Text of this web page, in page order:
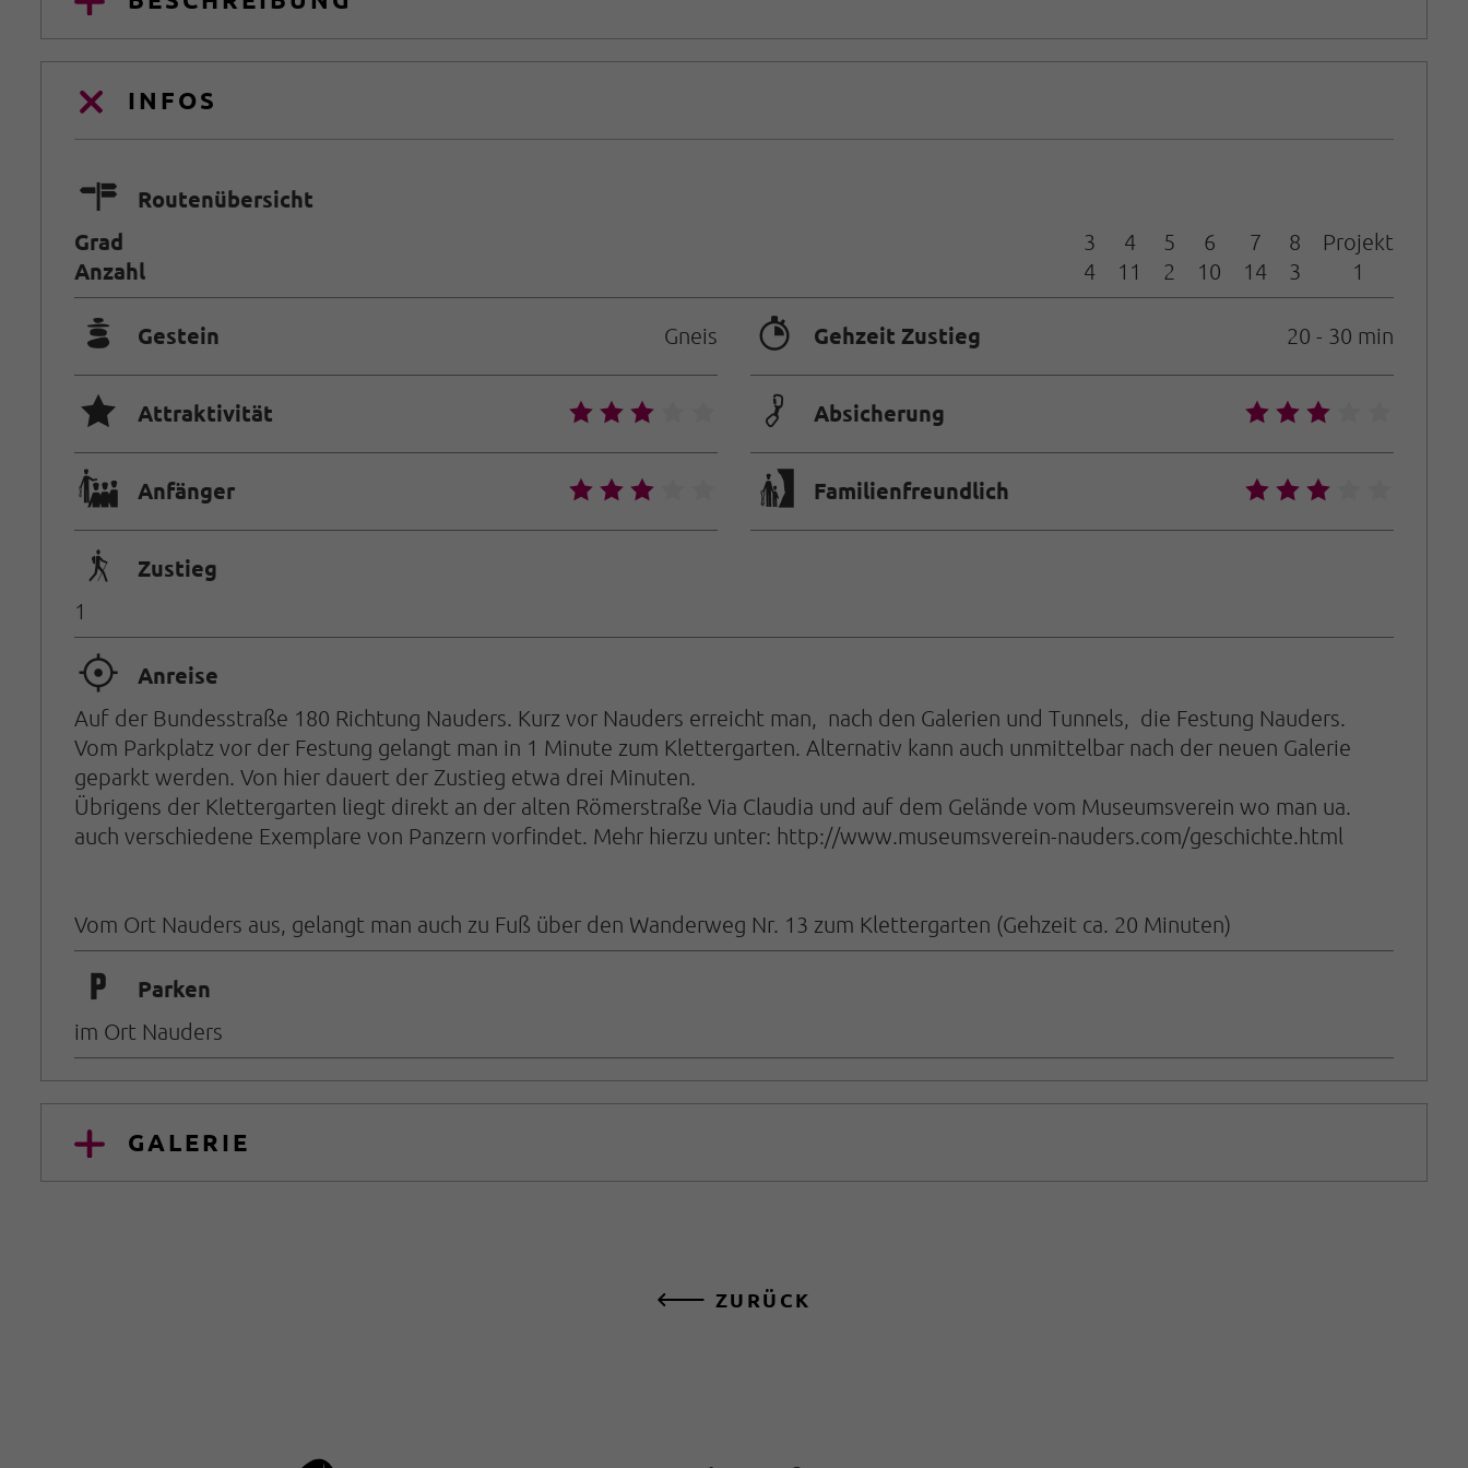
INFOS
🍫
Routenübersicht
Grad
Anzahl
3
4
4
11
5
2
6
10
7
14
8
3
Projekt
1
🞾 Gestein Gneis 🐲 Gehzeit Zustieg 20 - 30 min
🞙 Attraktivität 🞙🞙🞙 🟏 Absicherung 🞙🞙🞙
🐡 Anfänger 🞙🞙🞙 🅟 Familienfreundlich 🞙🞙🞙
🛬 Zustieg
1
🞞 Anreise
Auf der Bundesstraße 180 Richtung Nauders. Kurz vor Nauders erreicht man, nach den Galerien und Tunnels, die Festung Nauders.
Vom Parkplatz vor der Festung gelangt man in 1 Minute zum Klettergarten. Alternativ kann auch unmittelbar nach der neuen Galerie
geparkt werden. Von hier dauert der Zustieg etwa drei Minuten.
Übrigens der Klettergarten liegt direkt an der alten Römerstraße Via Claudia und auf dem Gelände vom Museumsverein wo man ua.
auch verschiedene Exemplare von Panzern vorfindet. Mehr hierzu unter: http://www.museumsverein-nauders.com/geschichte.html
Vom Ort Nauders aus, gelangt man auch zu Fuß über den Wanderweg Nr. 13 zum Klettergarten (Gehzeit ca. 20 Minuten)
🐈 Parken
im Ort Nauders
GALERIE
ZURÜCK